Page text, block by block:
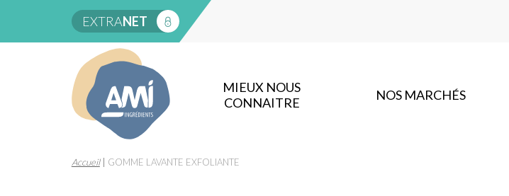
EXTRANET
MIEUX NOUS
CONNAITRE
NOS MARCHÉS
Accueil| GOMME LAVANTE EXFOLIANTE